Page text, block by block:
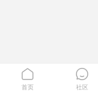

首页

社区